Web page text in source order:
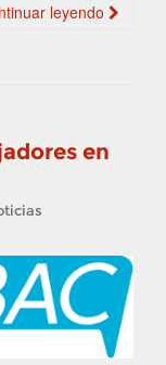
leyendo
en